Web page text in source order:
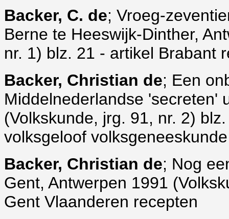
Backer, C. de; Vroeg-
Berne te Heeswijk-Dinther,
nr. 1) blz. 21 - artikel Brabant
Backer, Christian de; Een
Middelnederlandse 'secreten'
(Volkskunde, jrg. 91, nr. 2)
volksgeloof volksgeneeskunde
Backer, Christian de; Nog
Gent, Antwerpen 1991
Gent Vlaanderen recepten